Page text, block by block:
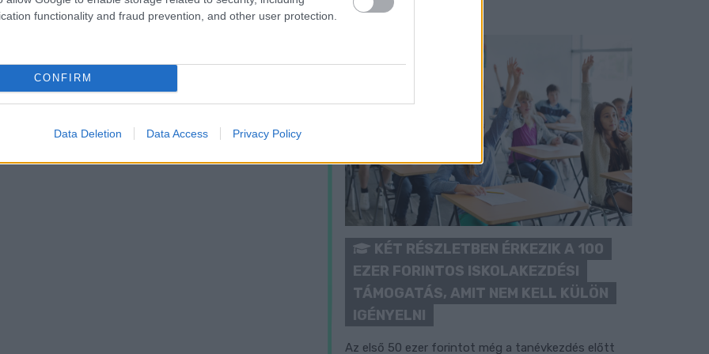
functionality and fraud prevention, and other user protection.
CONFIRM
Data Deletion Data Access Privacy Policy
KÉT RÉSZLETBEN ÉRKEZIK A 100
EZER FORINTOS ISKOLAKEZDÉSI
TÁMOGATÁS, AMIT NEM KELL KÜLÖN
IGÉNYELNI
Az első 50 ezer forintot még a tanévkezdés előtt